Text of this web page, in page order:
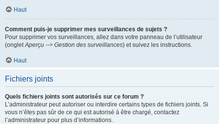
Haut
Comment puis-je supprimer mes surveillances de sujets ?
Pour supprimer vos surveillances, allez dans votre panneau de l’utilisateur
(ongletAperçu --> Gestion des surveillances) et suivez les instructions.
Haut
Fichiers joints
Quels fichiers joints sont autorisés sur ce forum ?
L’administrateur peut autoriser ou interdire certains types de fichiers joints. Si
vous n’êtes pas sûr de ce qui est autorisé à être chargé, contactez
l’administrateur pour plus d’informations.